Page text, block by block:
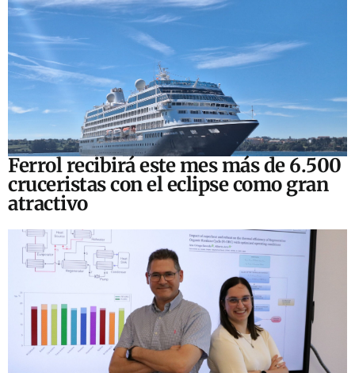
Ferrol recibirá este mes más de 6.500
cruceristas con el eclipse como gran
atractivo